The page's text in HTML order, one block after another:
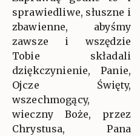
sprawiedliwe, słuszne i
zbawienne, abyśmy
zawsze i wszędzie
Tobie składali
dziękczynienie, Panie,
Ojcze Święty,
wszechmogący,
wieczny Boże, przez
Chrystusa, Pana